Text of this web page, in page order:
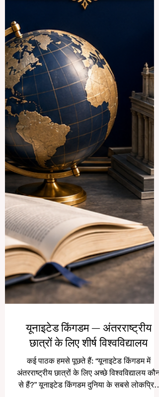
यूनाइटेड किंगडम — अंतरराष्ट्रीय
छात्रों के लिए शीर्ष विश्वविद्यालय
कई पाठक हमसे पूछते हैं: “यूनाइटेड किंगडम में
अंतरराष्ट्रीय छात्रों के लिए अच्छे विश्वविद्यालय कौन